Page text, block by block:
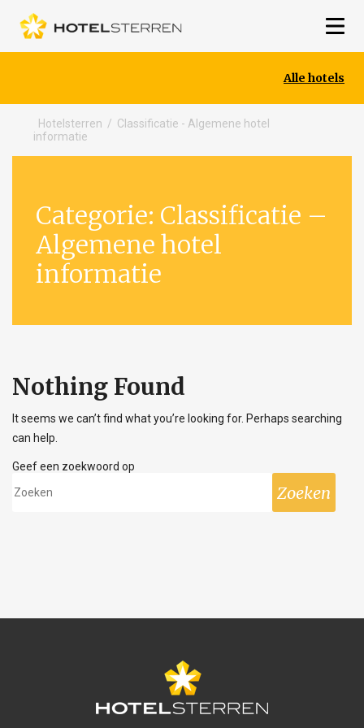
Alle hotels
Hotelsterren / Classificatie - Algemene hotel
informatie
Categorie: Classificatie –
Algemene hotel
informatie
Nothing Found
It seems we can’t find what you’re looking for. Perhaps searching
can help.
Geef een zoekwoord op
Zoeken